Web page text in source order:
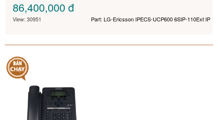
86,400,000đ
View: 30951 Part: LG-Ericsson IPECS-UCP600 6SIP-110Ext IP